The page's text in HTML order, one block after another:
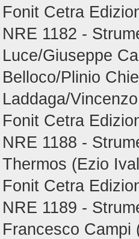
Fonit Cetra
NRE 1182 -
Luce/Giuseppe
Belloco/Plinio
Laddaga/
Fonit Cetra
NRE 1188 -
Thermos (Ezio
Fonit Cetra
NRE 1189 -
Francesco Campi